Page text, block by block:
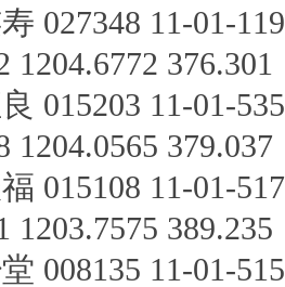
027348 11-01-
1204.6772 376.301
015203 11-01-
1204.0565 379.037
015108 11-01-
1203.7575 389.235
008135 11-01-